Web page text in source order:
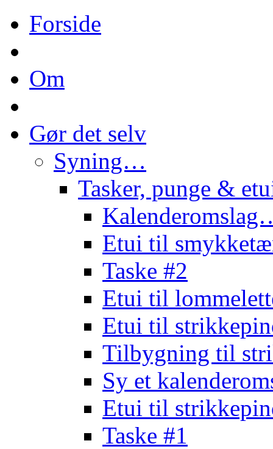
Forside
Om
Gør det selv
Syning…
Tasker, punge &
Etui til
Taske #2
Etui til
Etui til
Tilbygning til
Sy et
Etui til
Taske #1